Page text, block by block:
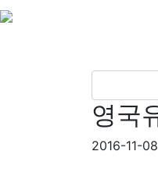
영국
2016-11-08